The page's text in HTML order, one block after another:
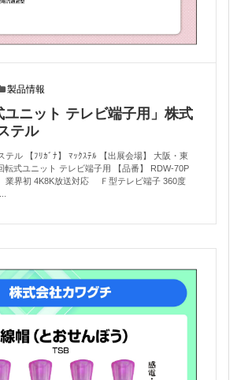
製品情報
ユニット テレビ端子用」株式
テル
テル 【ﾌﾘｶﾞﾅ】 ﾏｯｸｽﾃﾙ 【出展会場】 大阪・東
転式ユニット テレビ端子用 【品番】 RDW-70P
業界初 4K8K放送対応 Ｆ型テレビ端子 360度